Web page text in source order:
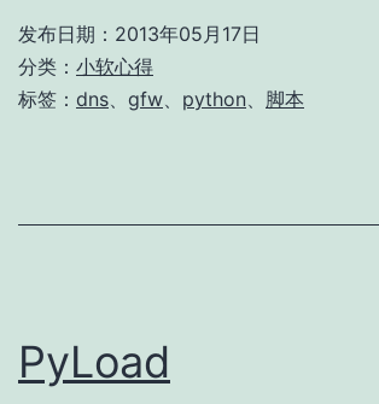
发布日期： 2013年05月17日
分类： 小软心得
标签： dns gfw python 脚本
PyLoad